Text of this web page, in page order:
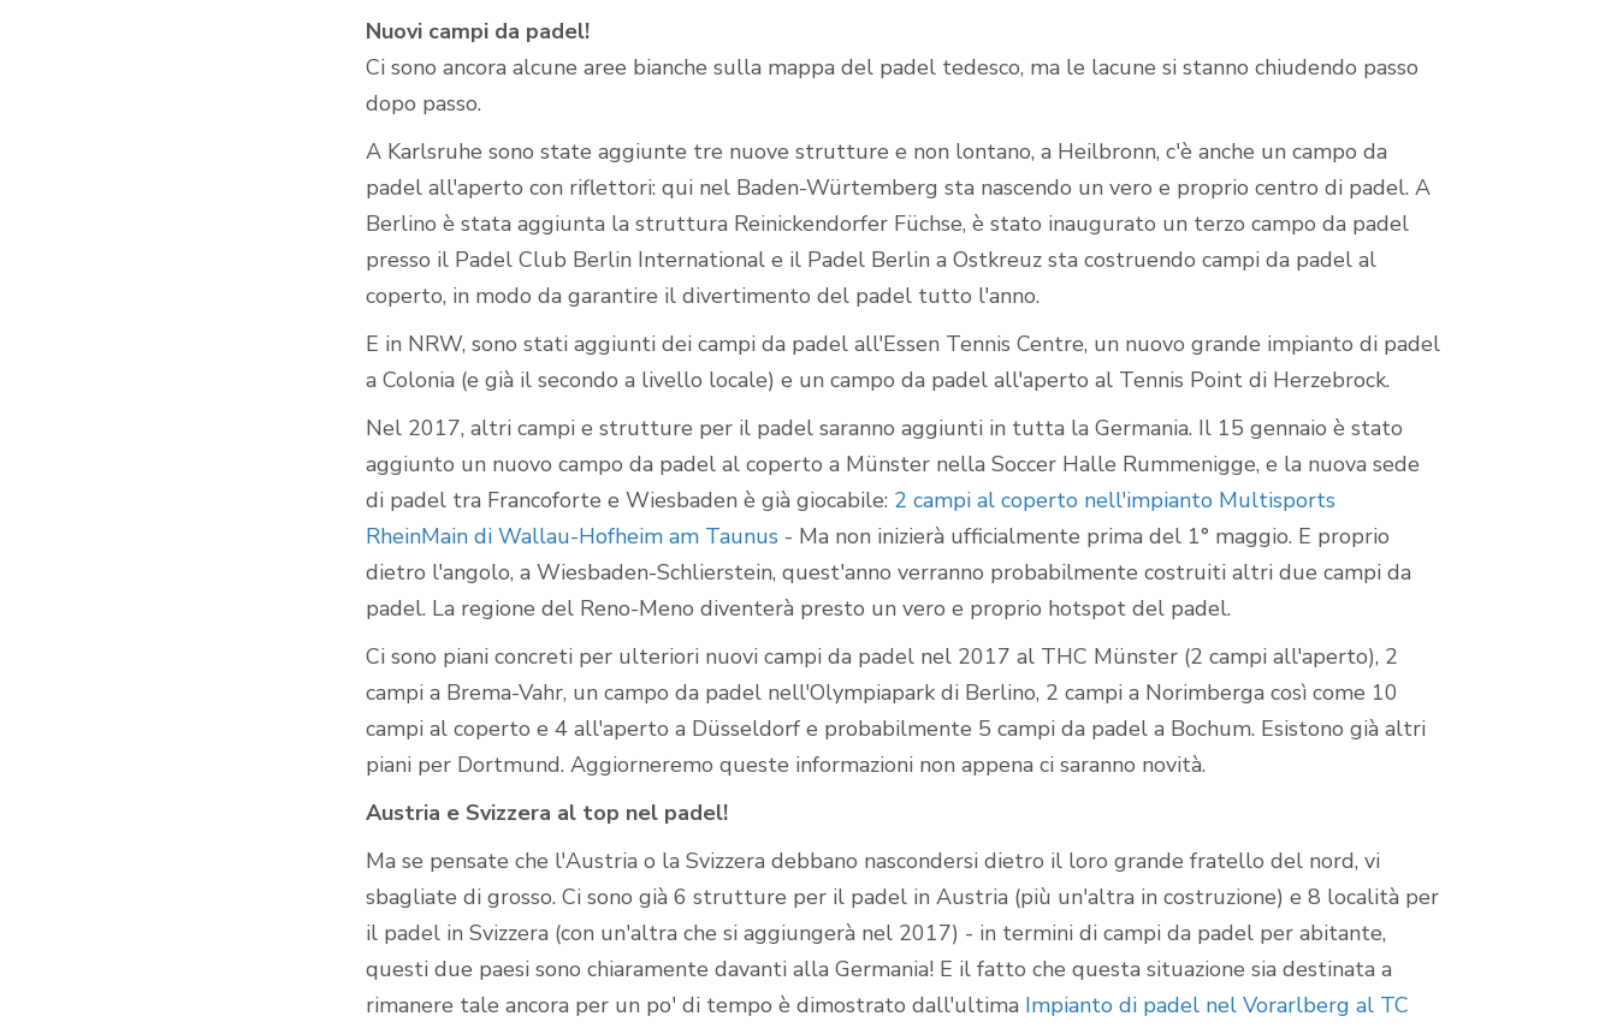
Nuovi campi da padel!
Ci sono ancora alcune aree bianche sulla mappa del padel tedesco, ma le lacune si stanno chiudendo passo
dopo passo.
A Karlsruhe sono state aggiunte tre nuove strutture e non lontano, a Heilbronn, c'è anche un campo da
padel all'aperto con riflettori: qui nel Baden-Würtemberg sta nascendo un vero e proprio centro di padel. A
Berlino è stata aggiunta la struttura Reinickendorfer Füchse, è stato inaugurato un terzo campo da padel
presso il Padel Club Berlin International e il Padel Berlin a Ostkreuz sta costruendo campi da padel al
coperto, in modo da garantire il divertimento del padel tutto l'anno.
E in NRW, sono stati aggiunti dei campi da padel all'Essen Tennis Centre, un nuovo grande impianto di padel
a Colonia (e già il secondo a livello locale) e un campo da padel all'aperto al Tennis Point di Herzebrock.
Nel 2017, altri campi e strutture per il padel saranno aggiunti in tutta la Germania. Il 15 gennaio è stato
aggiunto un nuovo campo da padel al coperto a Münster nella Soccer Halle Rummenigge, e la nuova sede
di padel tra Francoforte e Wiesbaden è già giocabile: 2 campi al coperto nell'impianto Multisports
RheinMain di Wallau-Hofheim am Taunus - Ma non inizierà ufficialmente prima del 1° maggio. E proprio
dietro l'angolo, a Wiesbaden-Schlierstein, quest'anno verranno probabilmente costruiti altri due campi da
padel. La regione del Reno-Meno diventerà presto un vero e proprio hotspot del padel.
Ci sono piani concreti per ulteriori nuovi campi da padel nel 2017 al THC Münster (2 campi all'aperto), 2
campi a Brema-Vahr, un campo da padel nell'Olympiapark di Berlino, 2 campi a Norimberga così come 10
campi al coperto e 4 all'aperto a Düsseldorf e probabilmente 5 campi da padel a Bochum. Esistono già altri
piani per Dortmund. Aggiorneremo queste informazioni non appena ci saranno novità.
Austria e Svizzera al top nel padel!
Ma se pensate che l'Austria o la Svizzera debbano nascondersi dietro il loro grande fratello del nord, vi
sbagliate di grosso. Ci sono già 6 strutture per il padel in Austria (più un'altra in costruzione) e 8 località per
il padel in Svizzera (con un'altra che si aggiungerà nel 2017) - in termini di campi da padel per abitante,
questi due paesi sono chiaramente davanti alla Germania! E il fatto che questa situazione sia destinata a
rimanere tale ancora per un po' di tempo è dimostrato dall'ultima Impianto di padel nel Vorarlberg al TC